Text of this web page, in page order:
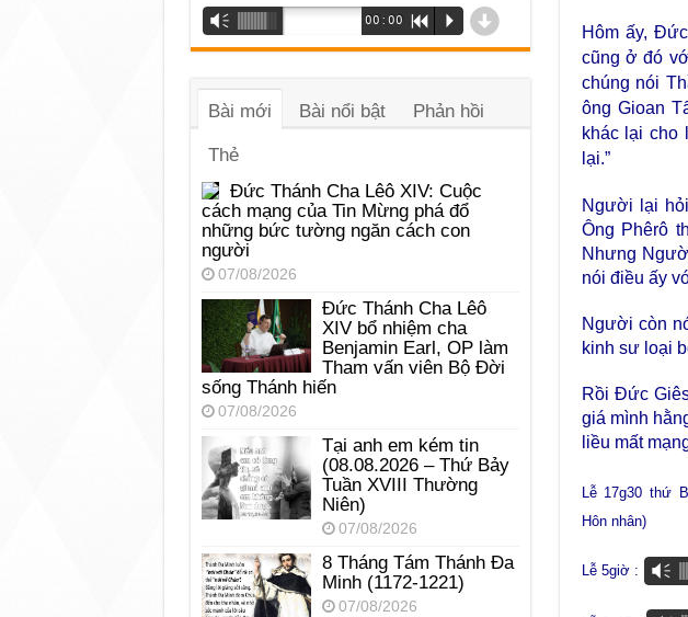
Hôm ấy,
cũng ở đó
chúng nói
ông Gioan
khác lại cho
lại.”
Người lại
Ông Phêrô
Nhưng
nói điều ấy
Người còn
kinh sư loại
Rồi Đức
giá mình
liều mất
Lễ 17g30 thứ
Hôn nhân)
Lễ 5giờ : Vm
Trình
phát
âm
Vm 00:00 R P d
Bài mới Bài nổi bật Phản hồi
Thẻ
Đức Thánh Cha Lêô XIV: Cuộc
cách mạng của Tin Mừng phá đổ
những bức tường ngăn cách con
người
07/08/2026
Đức Thánh Cha Lêô
XIV bổ nhiệm cha
Benjamin Earl, OP làm
Tham vấn viên Bộ Đời
sống Thánh hiến
07/08/2026
Tại anh em kém tin
(08.08.2026 – Thứ Bảy
Tuần XVIII Thường
Niên)
07/08/2026
8 Tháng Tám Thánh Ða
Minh (1172-1221)
07/08/2026